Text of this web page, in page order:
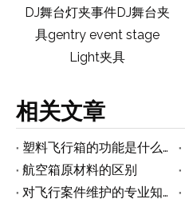
DJ舞台灯夹事件DJ舞台夹
具gentry event stage
Light夹具
相关文章
塑料飞行箱的功能是什么？
航空箱原材料的区别
对飞行案件维护的专业知识